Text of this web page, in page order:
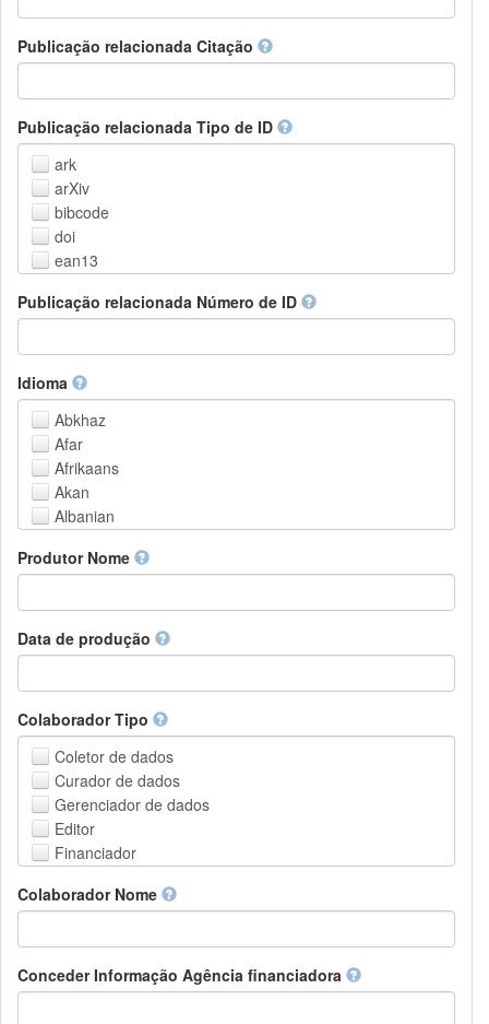
Ciências Sociais
Outros
Publicação relacionada Citação
Publicação relacionada Tipo de ID
ark
arXiv
bibcode
doi
ean13
handle
issn
istc
lissn
lsid
pmid
purl
upc
url
urn
DASH-NRS
Publicação relacionada Número de ID
Idioma
Abkhaz
Afar
Afrikaans
Akan
Albanian
Arabic
Armenian
Assamese
Avaric
Aymara
Azerbaijani
Bambara
Bashkir
Basque
Belarusian
Bengali, Bangla
Bislama
Breton
Bulgarian
Burmese
Produtor Nome
Data de produção
Colaborador Tipo
Coletor de dados
Curador de dados
Gerenciador de dados
Editor
Financiador
Líder do projeto
Membro do projeto
Pessoa Relacionada
Pesquisador
Colaborador Nome
Conceder Informação Agência financiadora